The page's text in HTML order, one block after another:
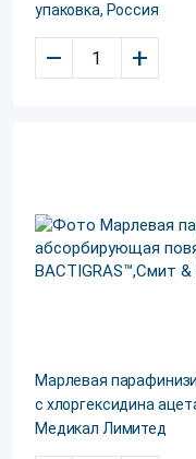
упаковка, Россия
– +
Марлевая
с хлоргексидина
Медикал Лимитед